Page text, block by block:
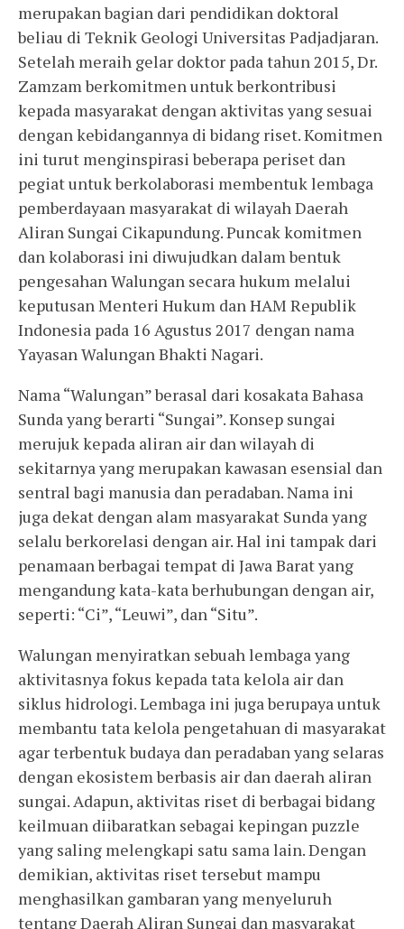
merupakan bagian dari pendidikan doktoral
beliau di Teknik Geologi Universitas Padjadjaran.
Setelah meraih gelar doktor pada tahun 2015, Dr.
Zamzam berkomitmen untuk berkontribusi
kepada masyarakat dengan aktivitas yang sesuai
dengan kebidangannya di bidang riset. Komitmen
ini turut menginspirasi beberapa periset dan
pegiat untuk berkolaborasi membentuk lembaga
pemberdayaan masyarakat di wilayah Daerah
Aliran Sungai Cikapundung. Puncak komitmen
dan kolaborasi ini diwujudkan dalam bentuk
pengesahan Walungan secara hukum melalui
keputusan Menteri Hukum dan HAM Republik
Indonesia pada 16 Agustus 2017 dengan nama
Yayasan Walungan Bhakti Nagari.
Nama “Walungan” berasal dari kosakata Bahasa
Sunda yang berarti “Sungai”. Konsep sungai
merujuk kepada aliran air dan wilayah di
sekitarnya yang merupakan kawasan esensial dan
sentral bagi manusia dan peradaban. Nama ini
juga dekat dengan alam masyarakat Sunda yang
selalu berkorelasi dengan air. Hal ini tampak dari
penamaan berbagai tempat di Jawa Barat yang
mengandung kata-kata berhubungan dengan air,
seperti: “Ci”, “Leuwi”, dan “Situ”.
Walungan menyiratkan sebuah lembaga yang
aktivitasnya fokus kepada tata kelola air dan
siklus hidrologi. Lembaga ini juga berupaya untuk
membantu tata kelola pengetahuan di masyarakat
agar terbentuk budaya dan peradaban yang selaras
dengan ekosistem berbasis air dan daerah aliran
sungai. Adapun, aktivitas riset di berbagai bidang
keilmuan diibaratkan sebagai kepingan puzzle
yang saling melengkapi satu sama lain. Dengan
demikian, aktivitas riset tersebut mampu
menghasilkan gambaran yang menyeluruh
tentang Daerah Aliran Sungai dan masyarakat